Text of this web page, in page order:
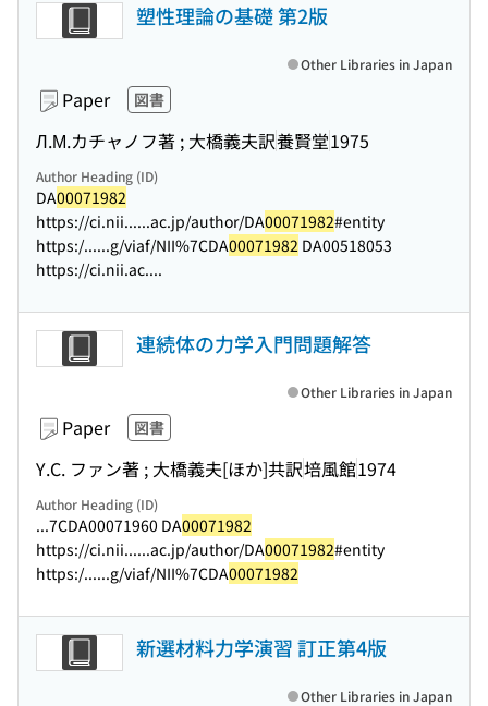
塑性理論の基礎 第2版
Paper 図書
Л.М.カチャノフ著 ; 大橋義夫訳養賢堂1975
Other Libraries in Japan
Author Heading (ID)
DA00071982
https://ci.nii......ac.jp/author/DA00071982#entity
https:/......g/viaf/NII%7CDA00071982 DA00518053
https://ci.nii.ac....
連続体の力学入門問題解答
Paper 図書
Y.C. ファン著 ; 大橋義夫[ほか]共訳培風館1974
Other Libraries in Japan
Author Heading (ID)
...7CDA00071960 DA00071982
https://ci.nii......ac.jp/author/DA00071982#entity
https:/......g/viaf/NII%7CDA00071982
新選材料力学演習 訂正第4版
Other Libraries in Japan